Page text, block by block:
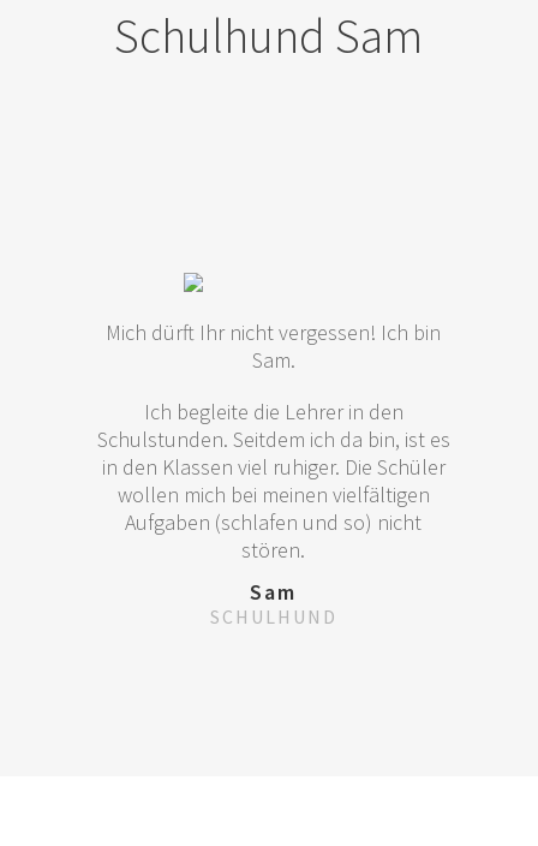
Schulhund Sam
Mich dürft Ihr nicht vergessen! Ich bin
Sam.
Ich begleite die Lehrer in den
Schulstunden. Seitdem ich da bin, ist es
in den Klassen viel ruhiger. Die Schüler
wollen mich bei meinen vielfältigen
Aufgaben (schlafen und so) nicht
stören.
Sam
SCHULHUND